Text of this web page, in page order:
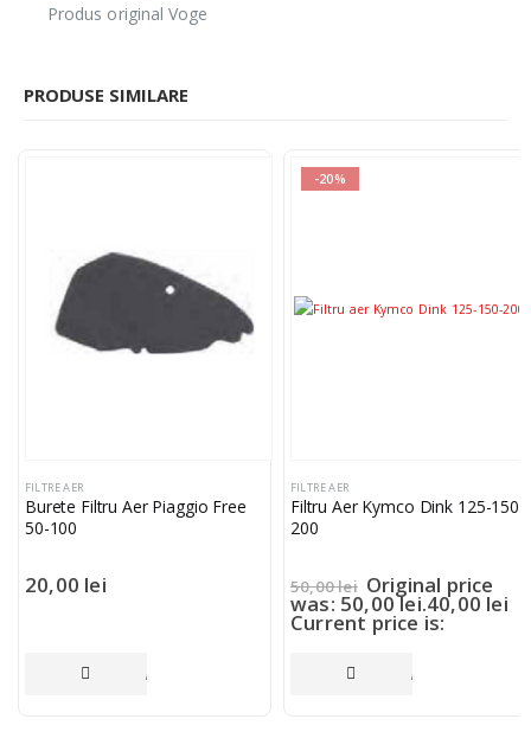
Produs original Voge
PRODUSE SIMILARE
FILTRE AER
Burete Filtru Aer Piaggio Free
50-100
20,00 lei
ADAUGĂ ÎN COȘ
-20%
FILTRE AER
Filtru Aer Kymco Dink 125-150-
200
50,00lei Original price
was: 50,00 lei.40,00 lei
Current price is:
40,00 lei.
ADAUGĂ ÎN COȘ